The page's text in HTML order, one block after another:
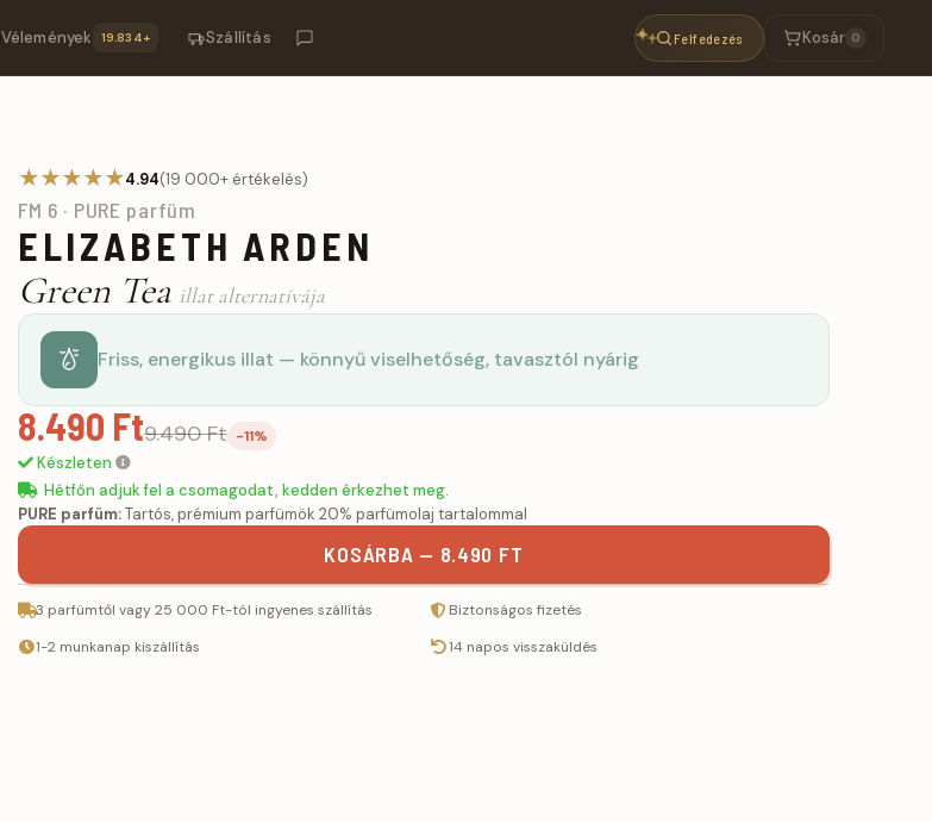
Vélemények 19.834+ Szállítás Felfedezés Kosár 0
★★★★★4.94(19 000+ értékelés)
FM 6 · PURE parfüm
ELIZABETH ARDEN
Green Tea illat alternatívája
Friss, energikus illat — könnyű viselhetőség, tavasztól nyárig
8.490 Ft9.490 Ft -11%
Készleten
Hétfőn adjuk fel a csomagodat, kedden érkezhet meg.
PURE parfüm:Tartós, prémium parfümök 20% parfümolaj tartalommal
KOSÁRBA — 8.490 FT
3 parfümtől vagy 25 000 Ft-tól ingyenes szállítás
Biztonságos fizetés
1-2 munkanap kiszállítás
14 napos visszaküldés